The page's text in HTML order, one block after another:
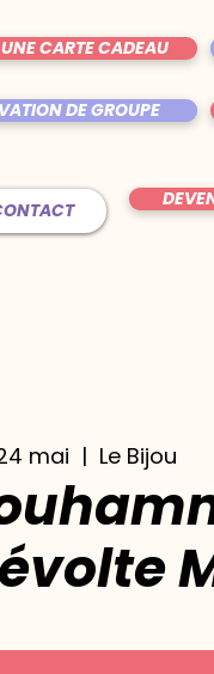
CARTE CADEAU
DE GROUPE
mai
  |
Le Bijou